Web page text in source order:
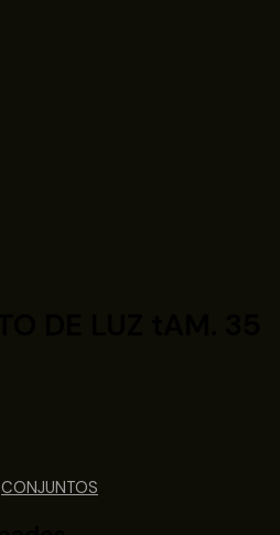
CONJUNTOS